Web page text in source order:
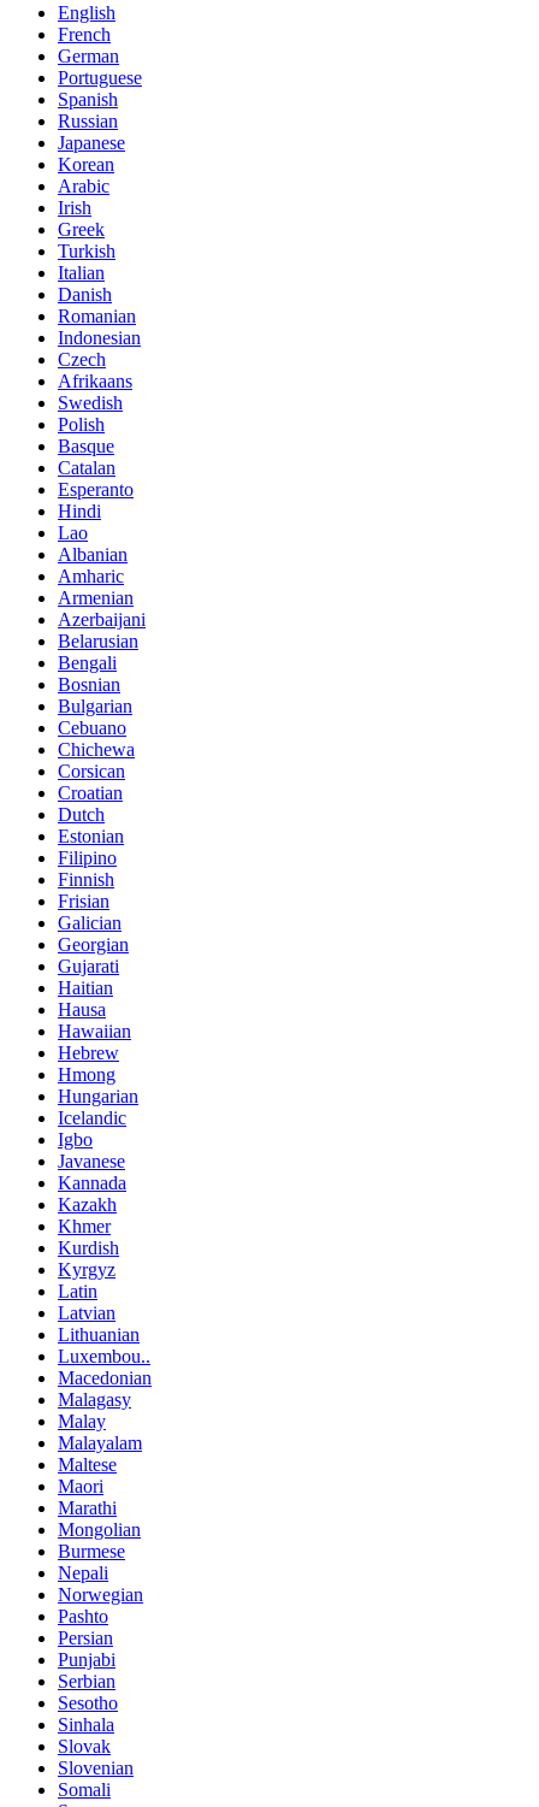
English
French
German
Portuguese
Spanish
Russian
Japanese
Korean
Arabic
Irish
Greek
Turkish
Italian
Danish
Romanian
Indonesian
Czech
Afrikaans
Swedish
Polish
Basque
Catalan
Esperanto
Hindi
Lao
Albanian
Amharic
Armenian
Azerbaijani
Belarusian
Bengali
Bosnian
Bulgarian
Cebuano
Chichewa
Corsican
Croatian
Dutch
Estonian
Filipino
Finnish
Frisian
Galician
Georgian
Gujarati
Haitian
Hausa
Hawaiian
Hebrew
Hmong
Hungarian
Icelandic
Igbo
Javanese
Kannada
Kazakh
Khmer
Kurdish
Kyrgyz
Latin
Latvian
Lithuanian
Luxembou..
Macedonian
Malagasy
Malay
Malayalam
Maltese
Maori
Marathi
Mongolian
Burmese
Nepali
Norwegian
Pashto
Persian
Punjabi
Serbian
Sesotho
Sinhala
Slovak
Slovenian
Somali